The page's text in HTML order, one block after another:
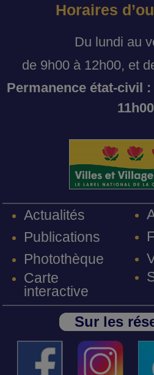
Horaires
Du lundi au
de 9h00 à 12h00, et
Permanence état-civil
11h00
Actualités
Publications
Photothèque
Carte
interactive
Sur les